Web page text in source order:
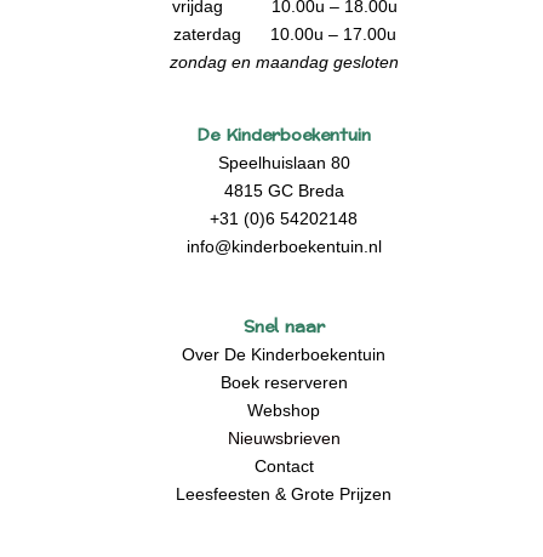
vrijdag 10.00u – 18.00u
zaterdag 10.00u – 17.00u
zondag en maandag gesloten
De Kinderboekentuin
Speelhuislaan 80
4815 GC Breda
+31 (0)6 54202148
info@kinderboekentuin.nl
Snel naar
Over De Kinderboekentuin
Boek reserveren
Webshop
Nieuwsbrieven
Contact
Leesfeesten & Grote Prijzen